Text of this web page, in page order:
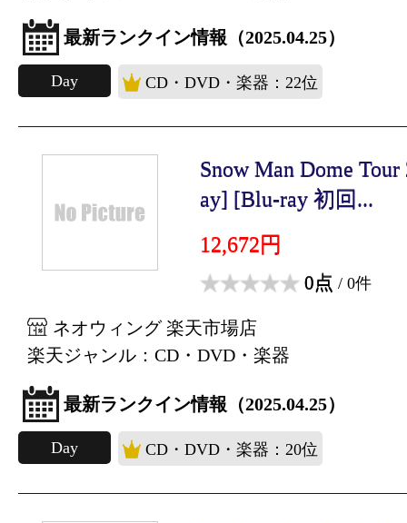
最新ランクイン情報（2025.04.25）
Day CD・DVD・楽器：22位
Snow Man Dome
ay] [Blu-ray 初回...
12,672円
0点 / 0件
ネオウィング 楽天市場店
楽天ジャンル：CD・DVD・楽器
最新ランクイン情報（2025.04.25）
Day CD・DVD・楽器：20位